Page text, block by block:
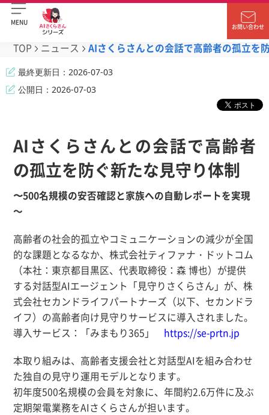
MENU
お問い合わせ
TOP ニュース AIさくらさんとの会話で高齢者の孤立を
最終更新日： 2026-07-03
公開日： 2026-07-03
AIさくらさんとの会話で高齢者
の孤立を防ぐ新たな見守り体制
〜500名規模の安否確認と家族への自動レポートを実現
～
高齢者の社会的孤立やコミュニケーションの減少が全国
的な課題となるなか、株式会社ティファナ・ドットコム
（本社：東京都目黒区、代表取締役：森 博也）が提供
する対話型AIエージェント「見守りさくらさん」が、株
式会社セカンドライフパートナーズ（以下、セカンドラ
イフ）の高齢者向け見守りサービスに導入されました。
導入サービス：「みまもり365」 https://se-prtn.jp
本取り組みは、高齢者支援会社と対話型AIを組み合わせ
た独自の見守り運用モデルとなります。
初年度500名規模の会員を対象に、年間約2.6万件に及ぶ
定期架電業務をAIさくらさんが担います。